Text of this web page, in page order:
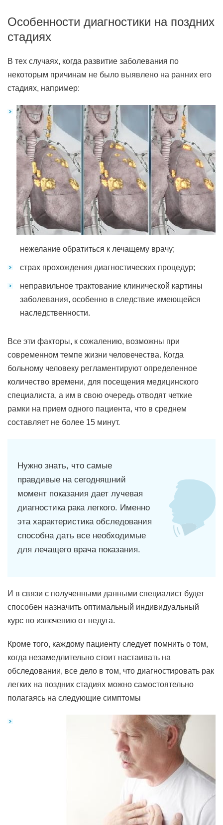
Особенности диагностики на поздних
стадиях
В тех случаях, когда развитие заболевания по
некоторым причинам не было выявлено на ранних его
стадиях, например:
нежелание обратиться к лечащему врачу;
страх прохождения диагностических процедур;
неправильное трактование клинической картины
заболевания, особенно в следствие имеющейся
наследственности.
Все эти факторы, к сожалению, возможны при
современном темпе жизни человечества. Когда
больному человеку регламентируют определенное
количество времени, для посещения медицинского
специалиста, а им в свою очередь отводят четкие
рамки на прием одного пациента, что в среднем
составляет не более 15 минут.
Нужно знать, что самые
правдивые на сегодняшний
момент показания дает лучевая
диагностика рака легкого. Именно
эта характеристика обследования
способна дать все необходимые
для лечащего врача показания.
И в связи с полученными данными специалист будет
способен назначить оптимальный индивидуальный
курс по излечению от недуга.
Кроме того, каждому пациенту следует помнить о том,
когда незамедлительно стоит настаивать на
обследовании, все дело в том, что диагностировать рак
легких на поздних стадиях можно самостоятельно
полагаясь на следующие симптомы